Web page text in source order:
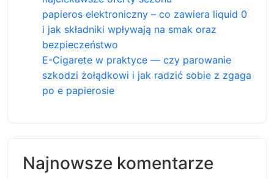
papieros elektroniczny – co zawiera liquid 0
i jak składniki wpływają na smak oraz
bezpieczeństwo
E-Cigarete w praktyce — czy parowanie
szkodzi żołądkowi i jak radzić sobie z zgaga
po e papierosie
Najnowsze komentarze